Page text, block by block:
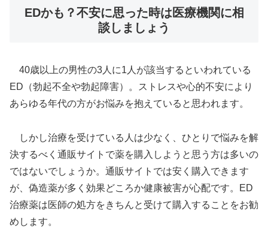
EDかも？不安に思った時は医療機関に相
談しましょう
40歳以上の男性の3人に1人が該当するといわれている
ED（勃起不全や勃起障害）。ストレスや心的不安により
あらゆる年代の方がお悩みを抱えていると思われます。
しかし治療を受けている人は少なく、ひとりで悩みを解
決するべく通販サイトで薬を購入しようと思う方は多いの
ではないでしょうか。通販サイトでは安く購入できます
が、偽造薬が多く効果どころか健康被害が心配です。ED
治療薬は医師の処方をきちんと受けて購入することをお勧
めします。